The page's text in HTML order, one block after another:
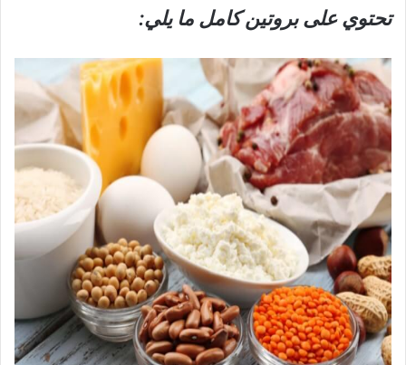
تحتوي على بروتين كامل ما يلي: